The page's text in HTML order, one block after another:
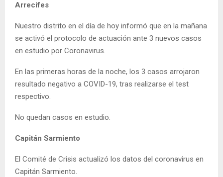
Arrecifes
Nuestro distrito en el día de hoy informó que en la mañana
se activó el protocolo de actuación ante 3 nuevos casos
en estudio por Coronavirus.
En las primeras horas de la noche, los 3 casos arrojaron
resultado negativo a COVID-19, tras realizarse el test
respectivo.
No quedan casos en estudio.
Capitán Sarmiento
El Comité de Crisis actualizó los datos del coronavirus en
Capitán Sarmiento.